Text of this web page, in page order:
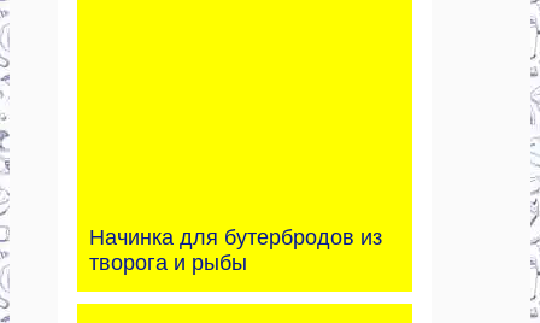
Начинка для бутербродов из
творога и рыбы